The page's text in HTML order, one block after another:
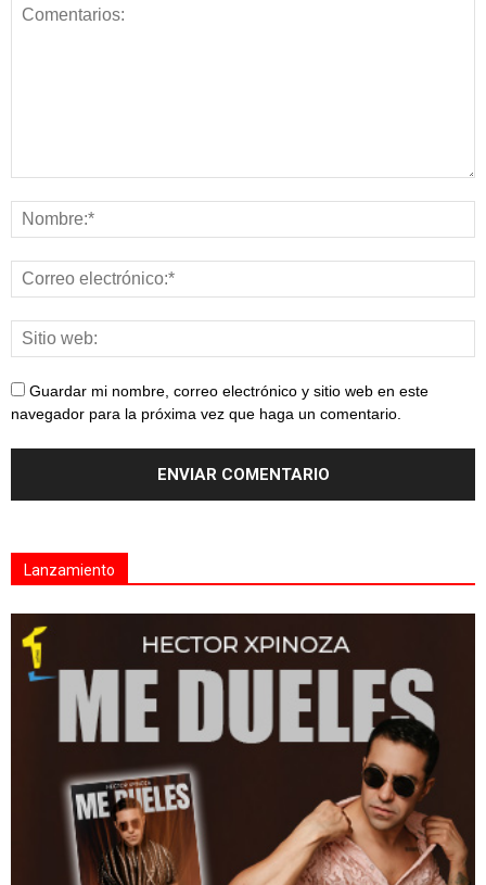
Guardar mi nombre, correo electrónico y sitio web en este
navegador para la próxima vez que haga un comentario.
Lanzamiento